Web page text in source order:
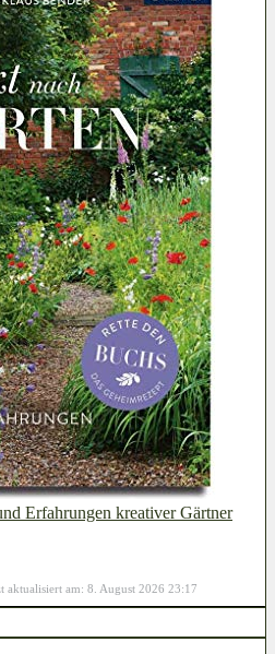
Erfahrungen kreativer Gärtner
aktualisiert am: 8. August 2026 23:17